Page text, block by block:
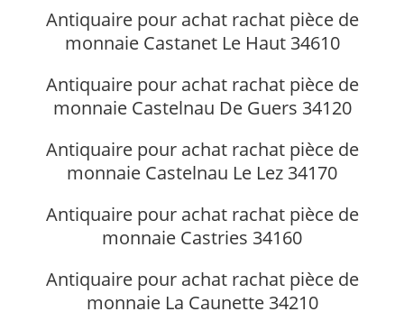
Antiquaire pour achat rachat pièce de
monnaie Castanet Le Haut 34610
Antiquaire pour achat rachat pièce de
monnaie Castelnau De Guers 34120
Antiquaire pour achat rachat pièce de
monnaie Castelnau Le Lez 34170
Antiquaire pour achat rachat pièce de
monnaie Castries 34160
Antiquaire pour achat rachat pièce de
monnaie La Caunette 34210